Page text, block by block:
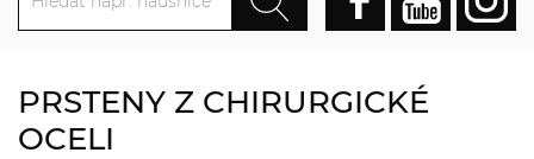
PRSTENY Z CHIRURGICKÉ
OCELI